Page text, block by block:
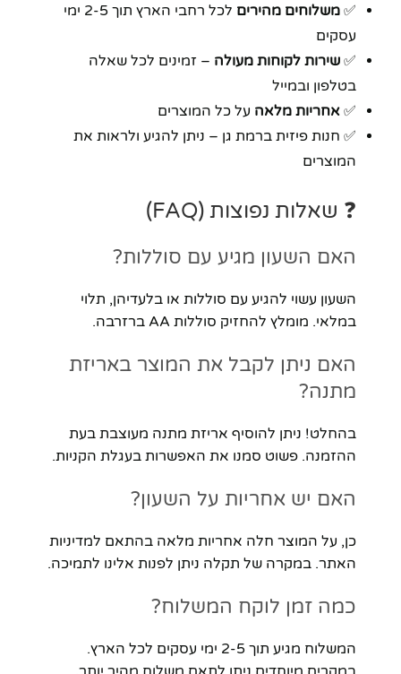
✅ משלוחים מהירים
לכל רחבי הארץ תוך 2-5 ימי
עסקים
✅ שירות לקוחות מעולה – זמינים לכל שאלה
בטלפון ובמייל
✅ אחריות מלאה על כל המוצרים
✅ חנות פיזית ברמת גן – ניתן להגיע ולראות את
המוצרים
❓ שאלות נפוצות (FAQ)
האם השעון מגיע עם סוללות?
השעון עשוי להגיע עם סוללות או בלעדיהן, תלוי
במלאי. מומלץ להחזיק סוללות AA ברזרבה.
האם ניתן לקבל את המוצר באריזת
מתנה?
בהחלט! ניתן להוסיף אריזת מתנה מעוצבת בעת
ההזמנה. פשוט סמנו את האפשרות בעגלת הקניות.
האם יש אחריות על השעון?
כן, על המוצר חלה אחריות מלאה בהתאם למדיניות
האתר. במקרה של תקלה ניתן לפנות אלינו לתמיכה.
כמה זמן לוקח המשלוח?
המשלוח מגיע תוך 2-5 ימי עסקים לכל הארץ.